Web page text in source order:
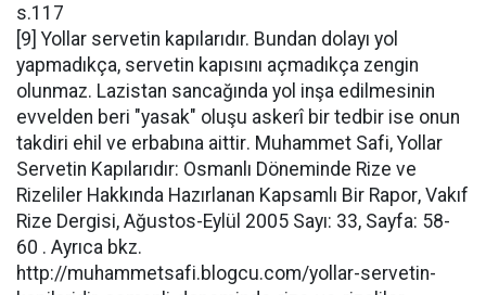
s.117
[9] Yollar servetin kapılarıdır. Bundan dolayı yol
yapmadıkça, servetin kapısını açmadıkça zengin
olunmaz. Lazistan sancağında yol inşa edilmesinin
evvelden beri "yasak" oluşu askerî bir tedbir ise onun
takdiri ehil ve erbabına aittir. Muhammet Safi, Yollar
Servetin Kapılarıdır: Osmanlı Döneminde Rize ve
Rizeliler Hakkında Hazırlanan Kapsamlı Bir Rapor, Vakıf
Rize Dergisi, Ağustos-Eylül 2005 Sayı: 33, Sayfa: 58-
60 . Ayrıca bkz.
http://muhammetsafi.blogcu.com/yollar-servetin-